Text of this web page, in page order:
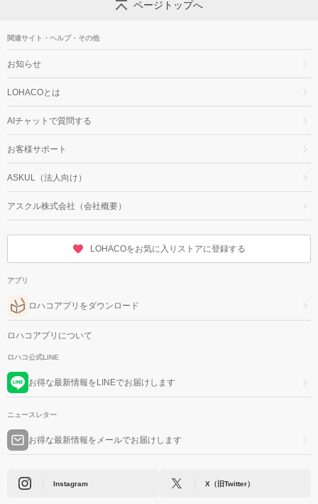
ページトップへ
関連サイト・ヘルプ・その他
お知らせ
LOHACOとは
AIチャットで質問する
お客様サポート
ASKUL（法人向け）
アスクル株式会社（会社概要）
LOHACOをお気に入りストアに登録する
アプリ
ロハコアプリをダウンロード
ロハコアプリについて
ロハコ公式LINE
お得な最新情報をLINEでお届けします
ニュースレター
お得な最新情報をメールでお届けします
Instagram X（旧Twitter）